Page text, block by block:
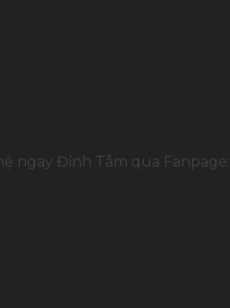
ngay Đỉnh Tâm qua Fanpage: